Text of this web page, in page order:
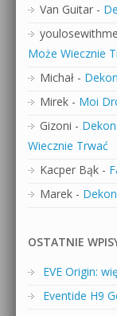
Van Guitar -
youlosewithme
Może Wiecznie
Michał -
Mirek - Moi
Gizoni -
Wiecznie Trwać
Kacper Bąk -
Marek -
OSTATNIE
EVE Origin:
Eventide H9